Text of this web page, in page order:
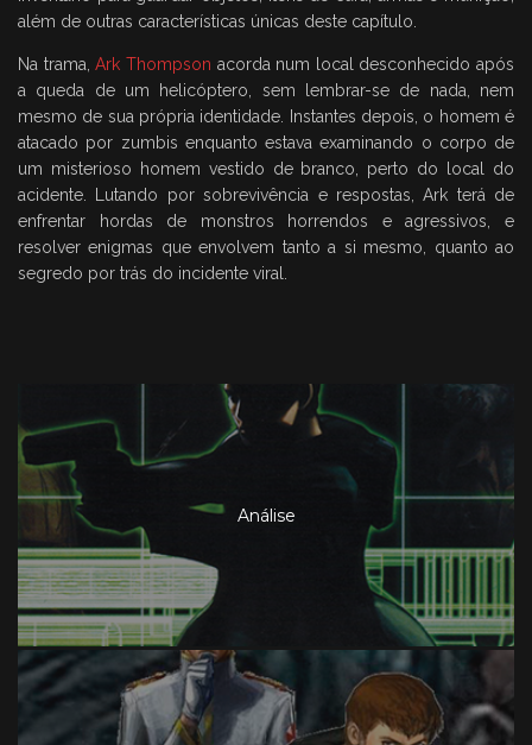
além de outras características únicas deste capítulo.
Na trama,Ark Thompson acorda num local desconhecido após
a queda de um helicóptero, sem lembrar-se de nada, nem
mesmo de sua própria identidade. Instantes depois, o homem é
atacado por zumbis enquanto estava examinando o corpo de
um misterioso homem vestido de branco, perto do local do
acidente. Lutando por sobrevivência e respostas, Ark terá de
enfrentar hordas de monstros horrendos e agressivos, e
resolver enigmas que envolvem tanto a si mesmo, quanto ao
segredo por trás do incidente viral.
Análise